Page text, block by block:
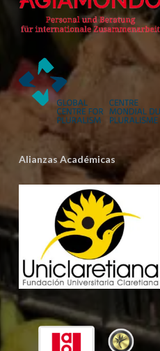
Alianzas Académicas